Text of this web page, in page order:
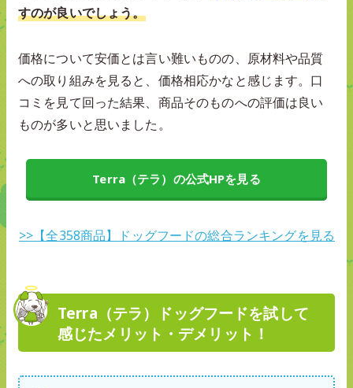
すのが良いでしょう。
価格について安価とは言い難いものの、原材料や品質
への取り組みを見ると、価格相応かなと感じます。口
コミを見て回った結果、商品そのものへの評価は良い
ものが多いと思いました。
Terra（テラ）の公式HPを見る
>>【全358商品】ドッグフードの総合ランキングを見る
Terra（テラ）ドッグフードを試して
感じたメリット・デメリット！